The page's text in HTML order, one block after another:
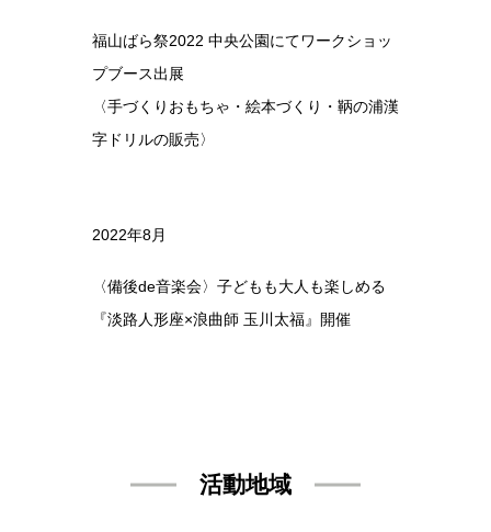
福山ばら祭2022 中央公園にてワークショッ
プブース出展
〈手づくりおもちゃ・絵本づくり・鞆の浦漢
字ドリルの販売〉
2022年8月
〈備後de音楽会〉子どもも大人も楽しめる
『淡路人形座×浪曲師 玉川太福』開催
活動地域